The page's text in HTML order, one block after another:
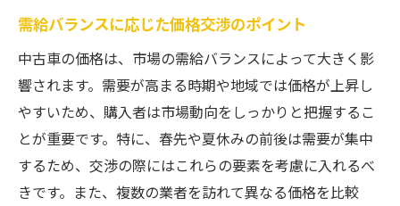
需給バランスに応じた価格交渉のポイント
中古車の価格は、市場の需給バランスによって大きく影
響されます。需要が高まる時期や地域では価格が上昇し
やすいため、購入者は市場動向をしっかりと把握するこ
とが重要です。特に、春先や夏休みの前後は需要が集中
するため、交渉の際にはこれらの要素を考慮に入れるべ
きです。また、複数の業者を訪れて異なる価格を比較